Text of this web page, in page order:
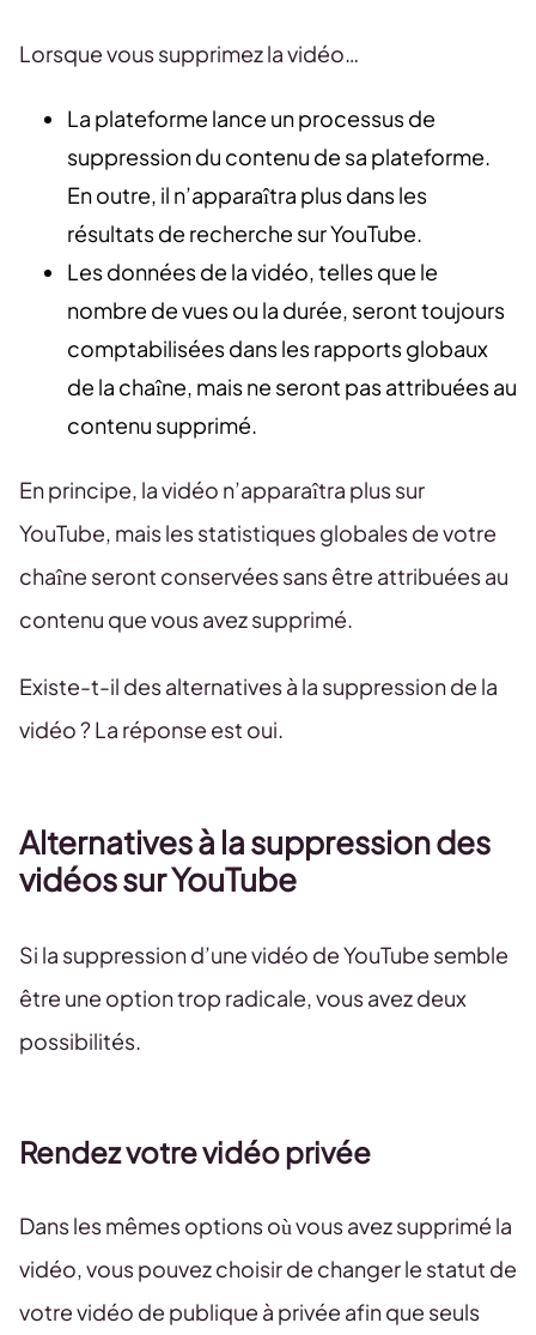
Lorsque vous supprimez la vidéo…
La plateforme lance un processus de
suppression du contenu de sa plateforme.
En outre, il n’apparaîtra plus dans les
résultats de recherche sur YouTube.
Les données de la vidéo, telles que le
nombre de vues ou la durée, seront toujours
comptabilisées dans les rapports globaux
de la chaîne, mais ne seront pas attribuées au
contenu supprimé.
En principe, la vidéo n’apparaîtra plus sur
YouTube, mais les statistiques globales de votre
chaîne seront conservées sans être attribuées au
contenu que vous avez supprimé.
Existe-t-il des alternatives à la suppression de la
vidéo ? La réponse est oui.
Alternatives à la suppression des
vidéos sur YouTube
Si la suppression d’une vidéo de YouTube semble
être une option trop radicale, vous avez deux
possibilités.
Rendez votre vidéo privée
Dans les mêmes options où vous avez supprimé la
vidéo, vous pouvez choisir de changer le statut de
votre vidéo de publique à privée afin que seuls